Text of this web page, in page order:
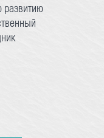
развитию